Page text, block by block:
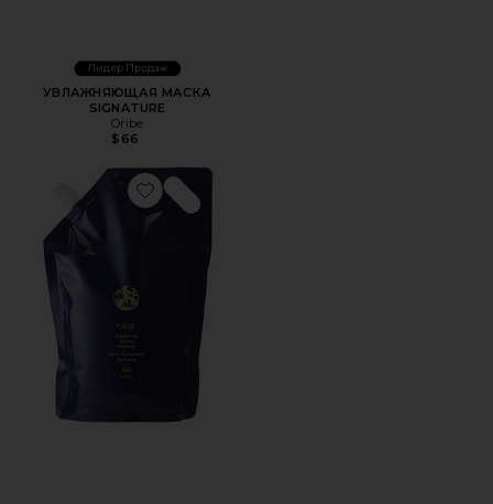
Лидер Продаж
УВЛАЖНЯЮЩАЯ МАСКА
SIGNATURE
Oribe
$66
Favorite КОНДИЦИОНЕР ДЛЯ ВОЛОС SUPERSHINE